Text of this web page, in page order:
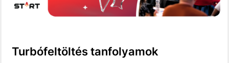
Turbófeltöltés tanfolyamok